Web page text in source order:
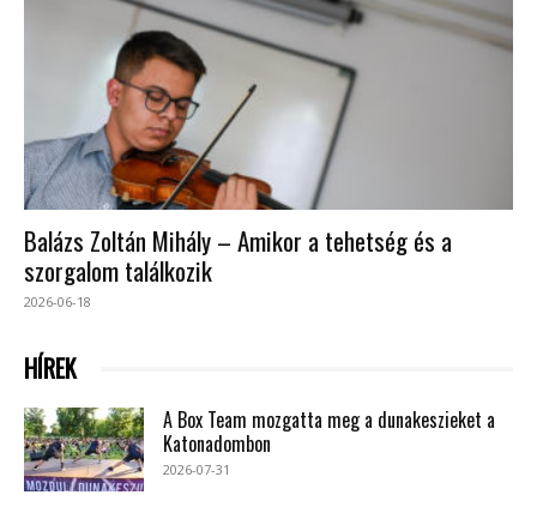
Balázs Zoltán Mihály – Amikor a tehetség és a
szorgalom találkozik
2026-06-18
HÍREK
A Box Team mozgatta meg a dunakeszieket a
Katonadombon
2026-07-31